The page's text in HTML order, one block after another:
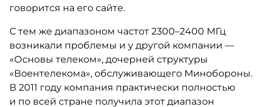
говорится на его сайте.
С тем же диапазоном частот 2300–2400 МГц
возникали проблемы и у другой компании —
«Основы телеком», дочерней структуры
«Воентелекома», обслуживающего Минобороны.
В 2011 году компания практически полностью
и по всей стране получила этот диапазон